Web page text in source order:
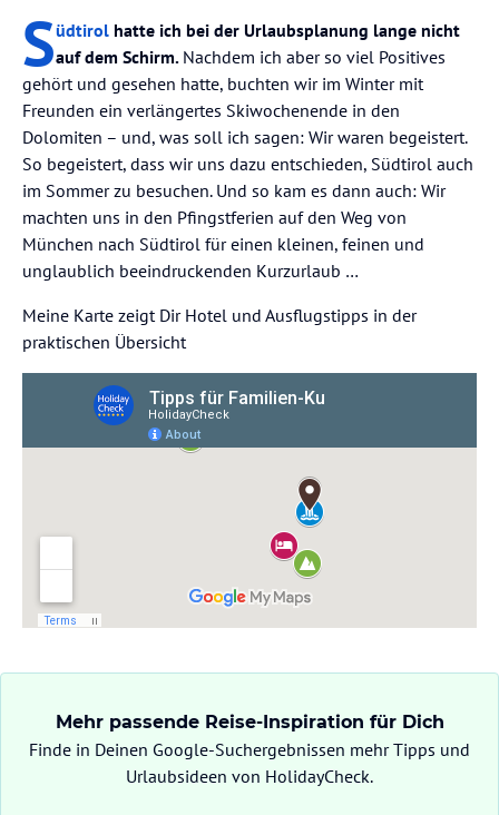
Südtirol hatte ich bei der Urlaubsplanung lange nicht
auf dem Schirm. Nachdem ich aber so viel Positives
gehört und gesehen hatte, buchten wir im Winter mit
Freunden ein verlängertes Skiwochenende in den
Dolomiten – und, was soll ich sagen: Wir waren begeistert.
So begeistert, dass wir uns dazu entschieden, Südtirol auch
im Sommer zu besuchen. Und so kam es dann auch: Wir
machten uns in den Pfingstferien auf den Weg von
München nach Südtirol für einen kleinen, feinen und
unglaublich beeindruckenden Kurzurlaub …
Meine Karte zeigt Dir Hotel und Ausflugstipps in der
praktischen Übersicht
Mehr passende Reise-Inspiration für Dich
Finde in Deinen Google-Suchergebnissen mehr Tipps und
Urlaubsideen von HolidayCheck.